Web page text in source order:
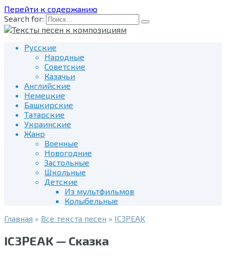
Перейти к содержанию
Search for:
Русские
Народные
Советские
Казачьи
Английские
Немецкие
Башкирские
Татарские
Украинские
Жанр
Военные
Новогодние
Застольные
Школьные
Детские
Из мультфильмов
Колыбельные
Главная » Все текста песен » IC3PEAK
IC3PEAK — Сказка